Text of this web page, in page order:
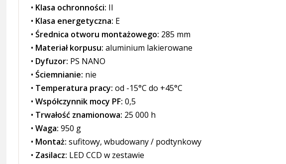
• Klasa ochronności: II
• Klasa energetyczna: E
•Średnica otworu montażowego: 285 mm
• Materiał korpusu: aluminium lakierowane
• Dyfuzor: PS NANO
•Ściemnianie: nie
• Temperatura pracy: od -15°C do +45°C
•Współczynnik mocy PF: 0,5
• Trwałość znamionowa: 25 000 h
•Waga: 950 g
• Montaż: sufitowy, wbudowany / podtynkowy
• Zasilacz: LED CCD w zestawie